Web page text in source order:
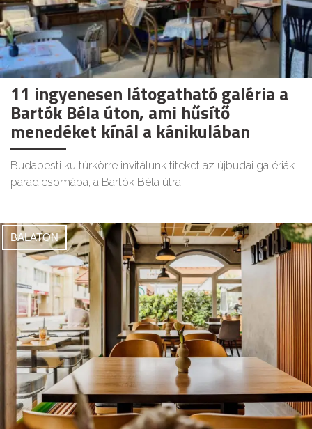
11 ingyenesen látogatható galéria a
Bartók Béla úton, ami hűsítő
menedéket kínál a kánikulában
Budapesti kultúrkörre invitálunk titeket az újbudai galériák
paradicsomába, a Bartók Béla útra.
BALATON